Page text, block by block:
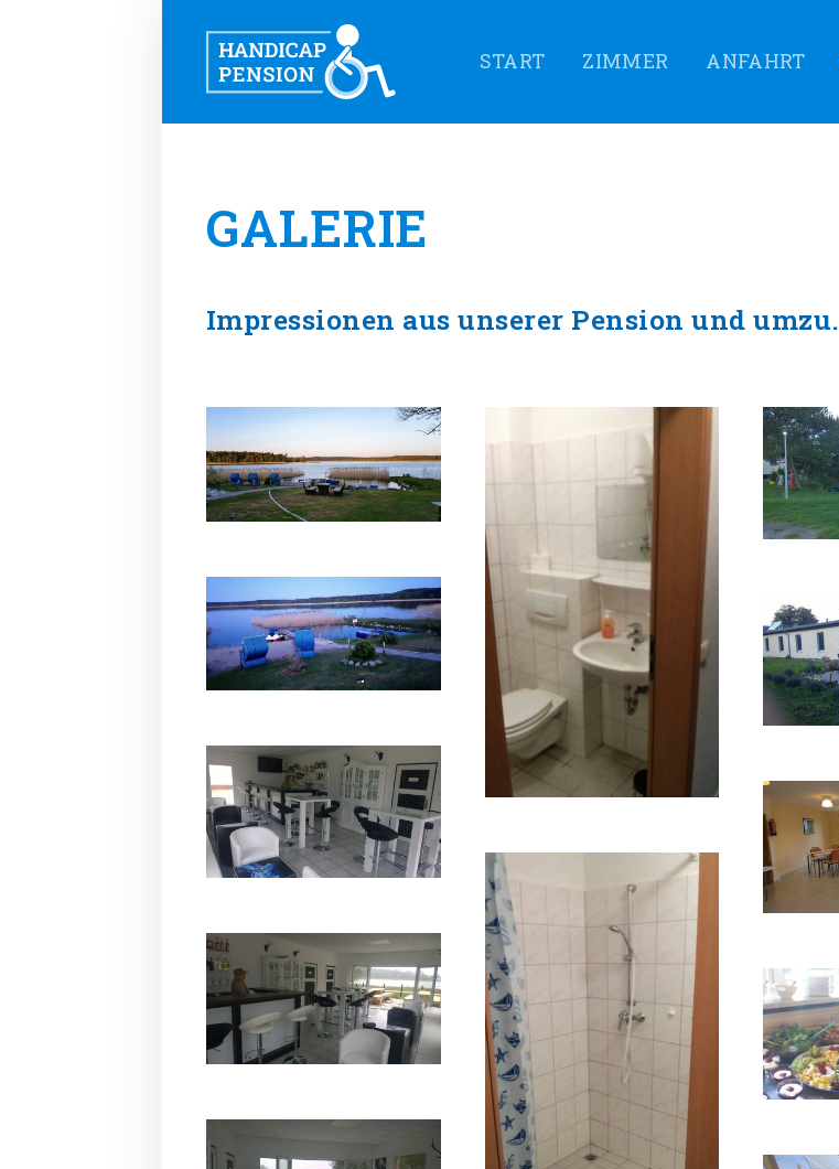
START ZIMMER ANFAHRT
GALERIE
Impressionen aus unserer Pension und umzu.